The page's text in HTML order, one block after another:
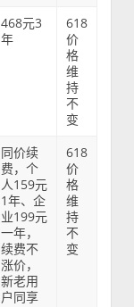
468元3
年
618
价
格
维
持
不
变
同价续
费，个
人159元
1年、企
业199元
一年，
续费不
涨价，
新老用
户同享
618
价
格
维
持
不
变